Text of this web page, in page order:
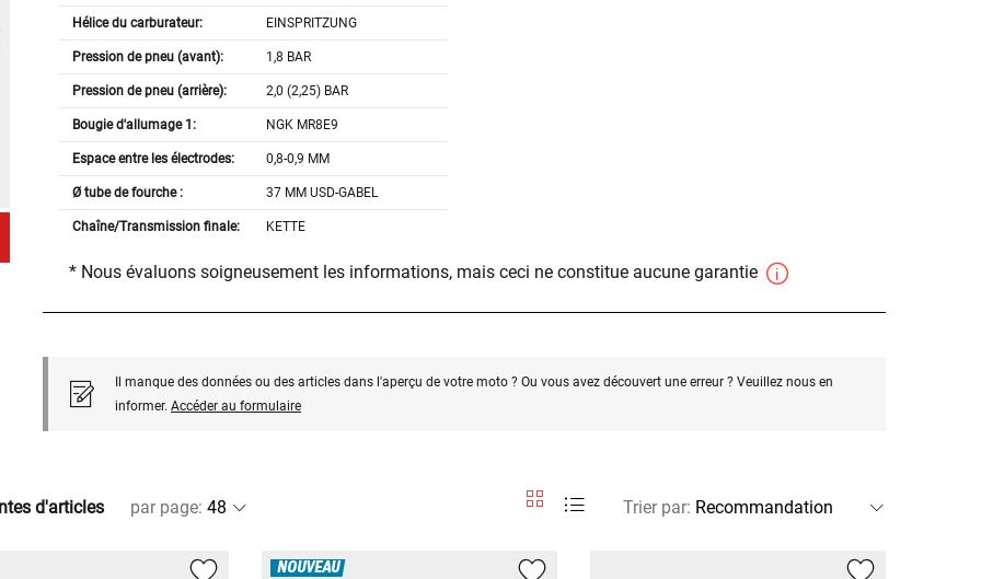
Hélice du carburateur: EINSPRITZUNG
Pression de pneu (avant): 1,8 BAR
Pression de pneu (arrière): 2,0 (2,25) BAR
Bougie d'allumage 1: NGK MR8E9
Espace entre les électrodes: 0,8-0,9 MM
Ø tube de fourche : 37 MM USD-GABEL
Chaîne/Transmission finale: KETTE
* Nous évaluons soigneusement les informations, mais ceci ne constitue aucune garantie
Il manque des données ou des articles dans l'aperçu de votre moto ? Ou vous avez découvert une erreur ? Veuillez nous en
informer. Accéder au formulaire
d'articles par page: Trier par:
NOUVEAU